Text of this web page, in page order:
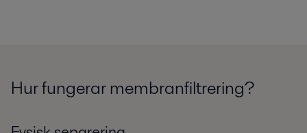
Hur fungerar membranfiltrering?